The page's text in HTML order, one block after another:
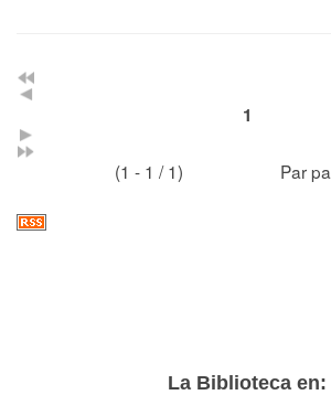
1
(1 - 1 / 1) Par
La Biblioteca en: